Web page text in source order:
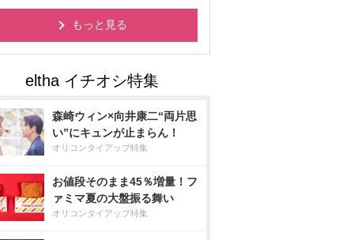
もっと見る
森崎ウィン×向井康二“両片思
い”にキュンが止まらん！
オリコンタイアップ特集
お値段そのまま45％増量！フ
ァミマ夏の大盤振る舞い
オリコンタイアップ特集